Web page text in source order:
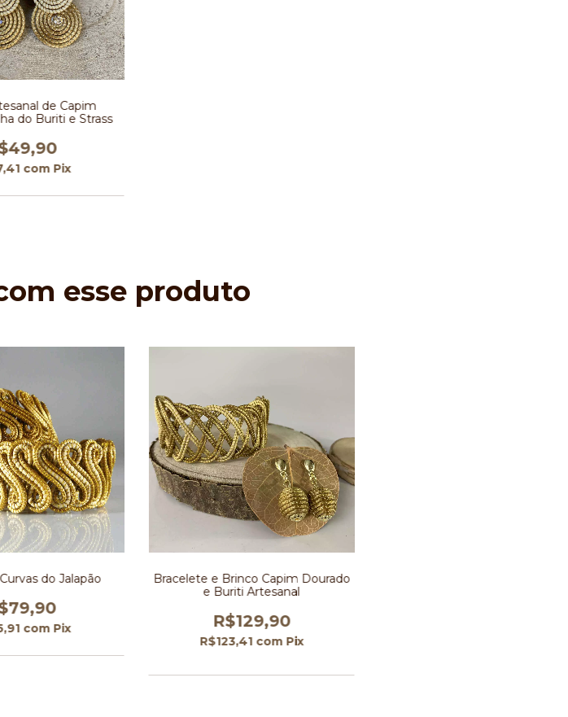
de Capim
do Buriti e Strass
com Pix
esse produto
do Jalapão
com Pix
Bracelete e Brinco Capim Dourado
e Buriti Artesanal
R$129,90
R$123,41 com Pix